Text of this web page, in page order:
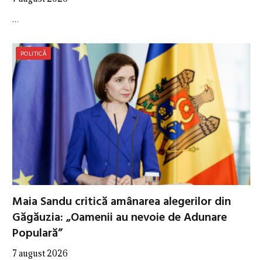
…
POLITICĂ
Maia Sandu critică amânarea alegerilor din
Găgăuzia: „Oamenii au nevoie de Adunare
Populară”
7 august 2026